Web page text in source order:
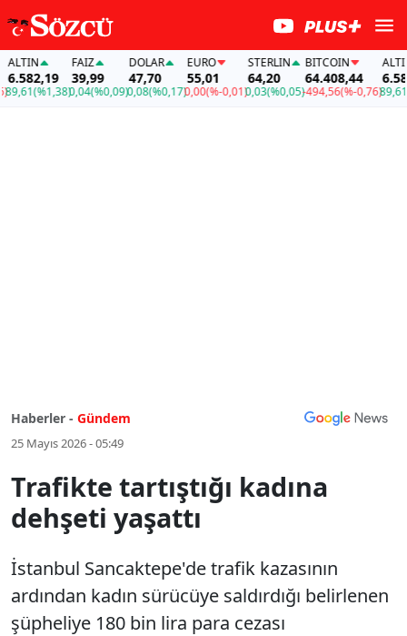
(%1,38)
FAİZ
39,99
0,04(%0,09)
DOLAR
47,70
0,08(%0,17)
EURO
55,01
0,00(%-0,01)
STERLIN
64,20
0,03(%0,05)
BITCOIN
64.408,44
-494,56(%-0,76)
ALTIN
89,61
Haberler - Gündem
25 Mayıs 2026 - 05:49
Trafikte tartıştığı kadına
dehşeti yaşattı
İstanbul Sancaktepe'de trafik kazasının
ardından kadın sürücüye saldırdığı belirlenen
şüpheliye 180 bin lira para cezası